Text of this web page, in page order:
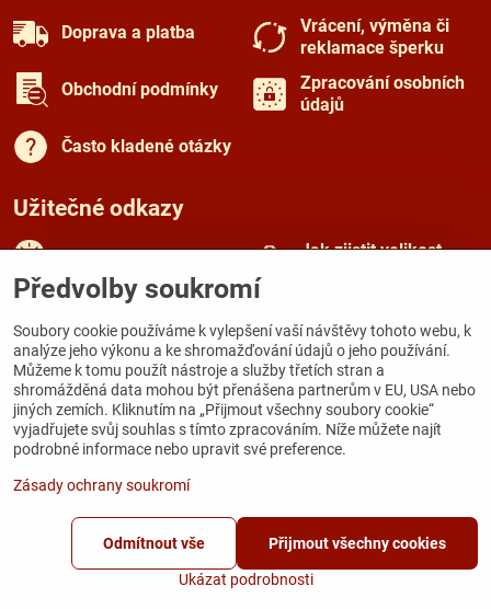
Doprava a platba
Vrácení, výměna či
reklamace šperku
Obchodní podmínky
Zpracování osobních
údajů
Často kladené otázky
Užitečné odkazy
Rady a tipy
Jak zjistit velikost
Kamenná prodejna
Galerie Zámecká
Zámecká 167
284 03 Kutná Hora
2026 Předvolby soukromí
Vytvořeno systémem:ByznysWeb.cz
Předvolby soukromí
Soubory cookie používáme k vylepšení vaší návštěvy tohoto webu, k
analýze jeho výkonu a ke shromažďování údajů o jeho používání.
Můžeme k tomu použít nástroje a služby třetích stran a
shromážděná data mohou být přenášena partnerům v EU, USA nebo
jiných zemích. Kliknutím na „Přijmout všechny soubory cookie“
vyjadřujete svůj souhlas s tímto zpracováním. Níže můžete najít
podrobné informace nebo upravit své preference.
Zásady ochrany soukromí
Ukázat podrobnosti
Přijmout všechny cookies
Odmítnout vše